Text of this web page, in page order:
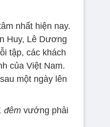
nhất hiện nay.
Huy, Lê Dương
tập, các khách
của Việt Nam.
một ngày lên
đêm vướng phải